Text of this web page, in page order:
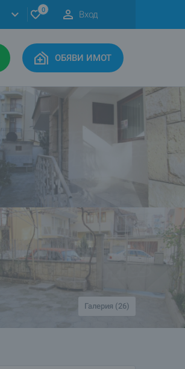
0 Вход
ОБЯВИ ИМОТ
Галерия (26)